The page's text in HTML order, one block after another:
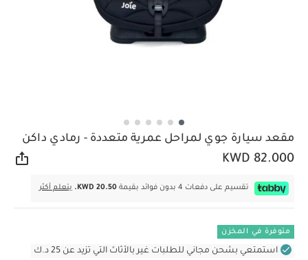
مقعد سيارة جوي لمراحل عمرية متعددة - رمادي داكن
KWD 82.000
تقسيم على دفعات 4 بدون فوائد بقيمة KWD 20.50. يتعلم أكثر
متوفرة في المخزن
استمتعي بشحن مجاني للطلبات غير بالأثاث التي تزيد عن 25 د.ك